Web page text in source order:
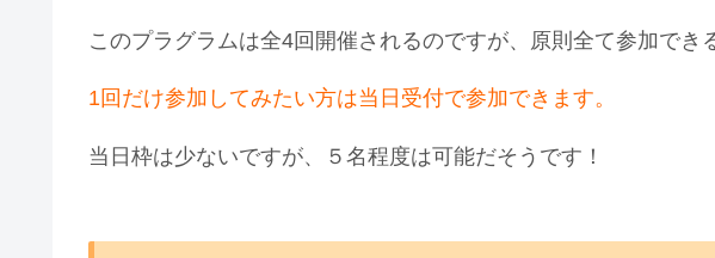
このプラグラムは全4回開催されるのですが、原則全て参加でき
1回だけ参加してみたい方は当日受付で参加できます。
当日枠は少ないですが、５名程度は可能だそうです！